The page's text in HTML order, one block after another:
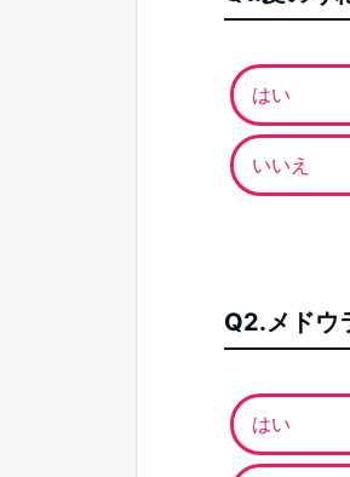
はい
いいえ
Q2.メドウ
はい